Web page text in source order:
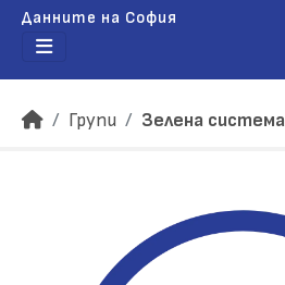
Данните на София
Групи Зелена система